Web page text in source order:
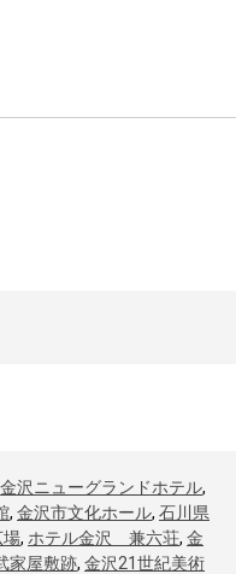
金沢ニューグランドホテル,
, 金沢市文化ホール, 石川県
場, ホテル金沢 兼六荘, 金
家屋敷跡, 金沢21世紀美術